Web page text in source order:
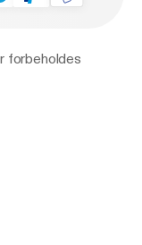
forbeholdes